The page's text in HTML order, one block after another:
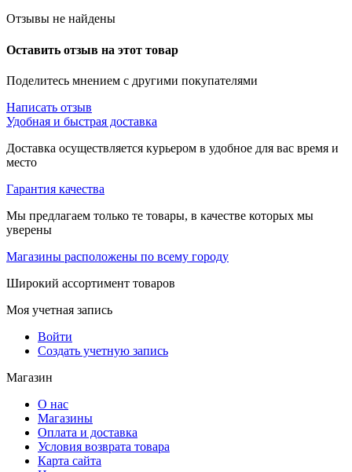
Отзывы не найдены
Оставить отзыв на этот товар
Поделитесь мнением с другими покупателями
Написать отзыв
Удобная и быстрая доставка
Доставка осуществляется курьером в удобное для вас время и
место
Гарантия качества
Мы предлагаем только те товары, в качестве которых мы
уверены
Магазины расположены по всему городу
Широкий ассортимент товаров
Моя учетная запись
Войти
Создать учетную запись
Магазин
О нас
Магазины
Оплата и доставка
Условия возврата товара
Карта сайта